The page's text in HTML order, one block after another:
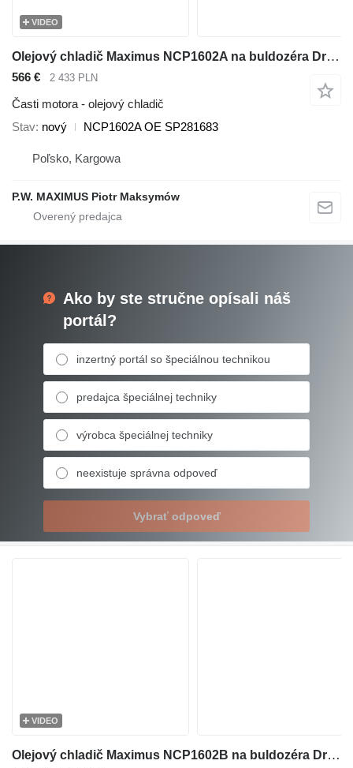
VIDEO
Olejový chladič Maximus NCP1602A na buldozéra Dressta TD-20
566 € 2 433 PLN
Časti motora - olejový chladič
Stav nový NCP1602A OE SP281683
Poľsko, Kargowa
P.W. MAXIMUS Piotr Maksymów
Ako by ste stručne opísali náš
portál?
inzertný portál so špeciálnou technikou
predajca špeciálnej techniky
výrobca špeciálnej techniky
neexistuje správna odpoveď
Vybrať odpoveď
VIDEO
Olejový chladič Maximus NCP1602B na buldozéra Dressta TD-20